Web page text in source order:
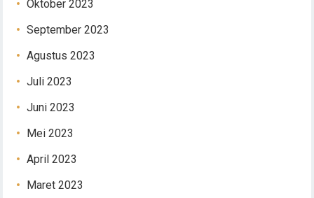
Oktober 2023
September 2023
Agustus 2023
Juli 2023
Juni 2023
Mei 2023
April 2023
Maret 2023